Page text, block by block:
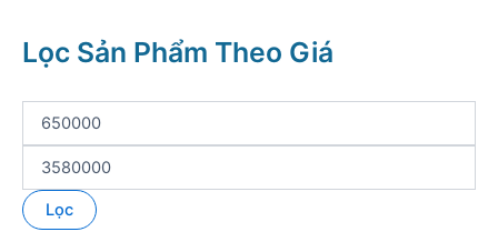
Lọc Sản Phẩm Theo Giá
ố
i
á
t
Lọc